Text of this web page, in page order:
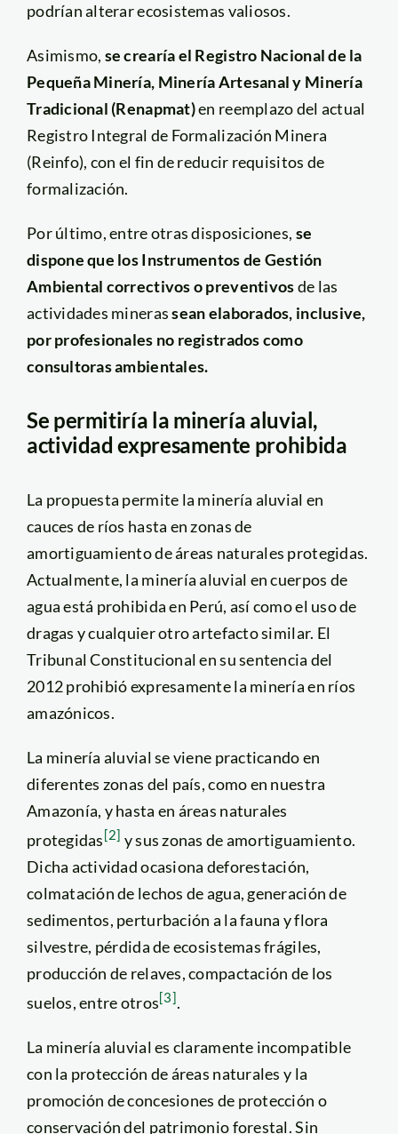
podrían alterar ecosistemas valiosos.
Asimismo, se crearía el Registro Nacional de la
Pequeña Minería, Minería Artesanal y Minería
Tradicional (Renapmat)en reemplazo del actual
Registro Integral de Formalización Minera
(Reinfo), con el fin de reducir requisitos de
formalización.
Por último, entre otras disposiciones, se
dispone que losInstrumentos de Gestión
Ambiental correctivos o preventivosde las
actividades minerassean elaborados, inclusive,
por profesionales no registrados como
consultoras ambientales.
Se permitiría la minería aluvial,
actividad expresamente prohibida
La propuesta permite la minería aluvial en
cauces de ríos hasta en zonas de
amortiguamiento de áreas naturales protegidas.
Actualmente, la minería aluvial en cuerpos de
agua está prohibida en Perú, así como el uso de
dragas y cualquier otro artefacto similar. El
Tribunal Constitucional en su sentencia del
2012 prohibió expresamente la minería en ríos
amazónicos.
La minería aluvial se viene practicando en
diferentes zonas del país, como en nuestra
Amazonía, y hasta en áreas naturales
protegidas[2] y sus zonas de amortiguamiento.
Dicha actividad ocasiona deforestación,
colmatación de lechos de agua, generación de
sedimentos, perturbación a la fauna y flora
silvestre, pérdida de ecosistemas frágiles,
producción de relaves, compactación de los
suelos, entre otros[3].
La minería aluvial es claramente incompatible
con la protección de áreas naturales y la
promoción de concesiones de protección o
conservación del patrimonio forestal. Sin